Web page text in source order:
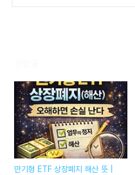
만기형 ETF 상장폐지 해산 뜻 |